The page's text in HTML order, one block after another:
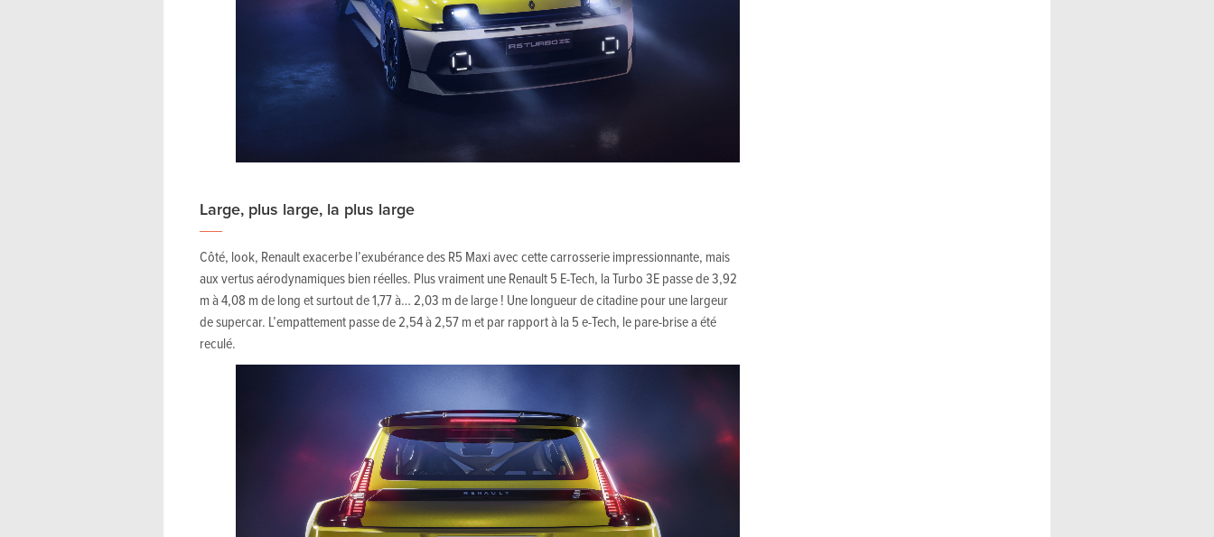
Large, plus large, la plus large
Côté, look, Renault exacerbe l’exubérance des R5 Maxi avec cette carrosserie impressionnante, mais
aux vertus aérodynamiques bien réelles. Plus vraiment une Renault 5 E-Tech, la Turbo 3E passe de 3,92
m à 4,08 m de long et surtout de 1,77 à… 2,03 m de large ! Une longueur de citadine pour une largeur
de supercar. L’empattement passe de 2,54 à 2,57 m et par rapport à la 5 e-Tech, le pare-brise a été
reculé.